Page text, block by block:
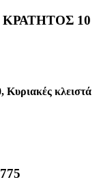
ΚΡΑΤΗΤΟΣ 10
Κυριακές κλειστά